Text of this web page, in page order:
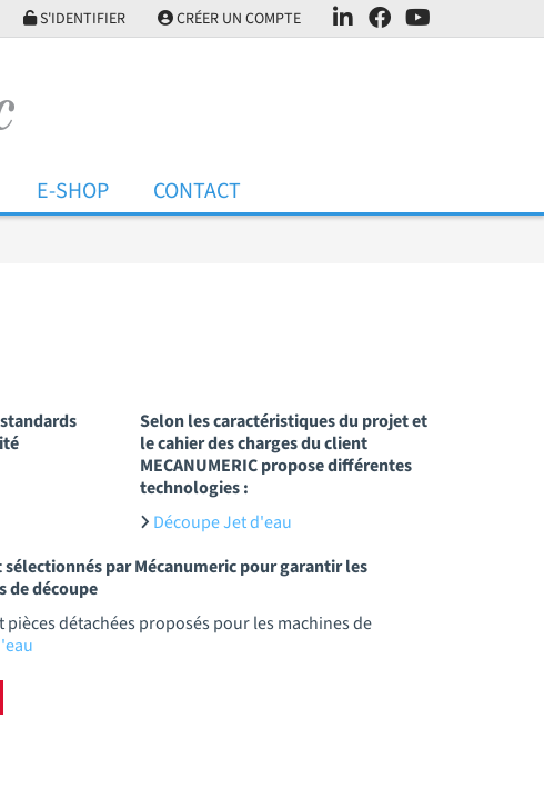
S'IDENTIFIER CRÉER UN COMPTE
E-SHOP CONTACT
Selon les caractéristiques du projet et
le cahier des charges du client
MECANUMERIC propose différentes
technologies :
Découpe Jet d'eau
par Mécanumeric pour garantir les
de découpe
pièces détachées proposés pour les machines de